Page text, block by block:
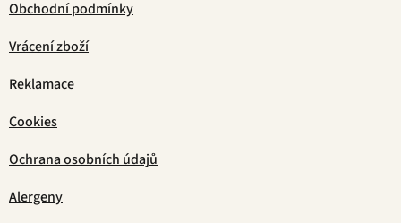
Obchodní podmínky
Vrácení zboží
Reklamace
Cookies
Ochrana osobních údajů
Alergeny